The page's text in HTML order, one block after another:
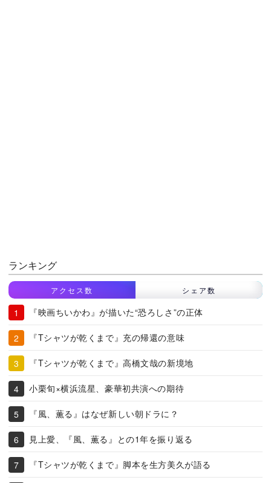
ランキング
アクセス数 シェア数
『映画ちいかわ』が描いた“恐ろしさ”の正体
『Tシャツが乾くまで』充の帰還の意味
『Tシャツが乾くまで』高橋文哉の新境地
小栗旬×横浜流星、豪華初共演への期待
『風、薫る』はなぜ新しい朝ドラに？
見上愛、『風、薫る』との1年を振り返る
『Tシャツが乾くまで』脚本を生方美久が語る